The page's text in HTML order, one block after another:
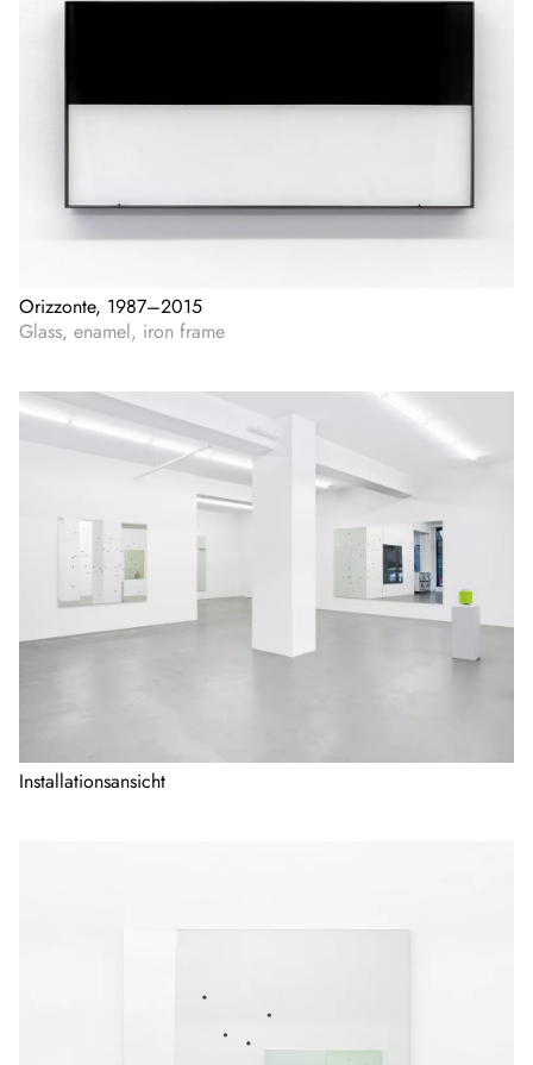
Orizzonte, 1987–2015
Glass, enamel, iron frame
Installationsansicht